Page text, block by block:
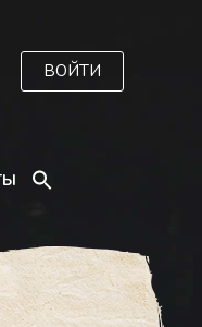
ВОЙТИ